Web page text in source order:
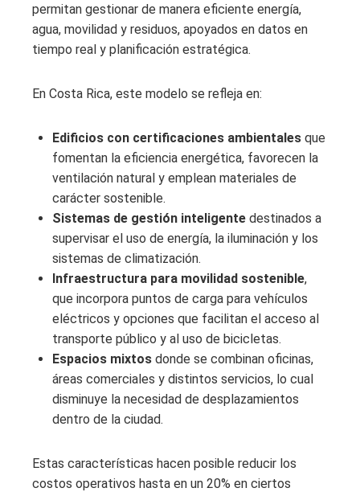
permitan gestionar de manera eficiente energía,
agua, movilidad y residuos, apoyados en datos en
tiempo real y planificación estratégica.
En Costa Rica, este modelo se refleja en:
Edificios con certificaciones ambientales que
fomentan la eficiencia energética, favorecen la
ventilación natural y emplean materiales de
carácter sostenible.
Sistemas de gestión inteligente destinados a
supervisar el uso de energía, la iluminación y los
sistemas de climatización.
Infraestructura para movilidad sostenible,
que incorpora puntos de carga para vehículos
eléctricos y opciones que facilitan el acceso al
transporte público y al uso de bicicletas.
Espacios mixtos donde se combinan oficinas,
áreas comerciales y distintos servicios, lo cual
disminuye la necesidad de desplazamientos
dentro de la ciudad.
Estas características hacen posible reducir los
costos operativos hasta en un 20% en ciertos